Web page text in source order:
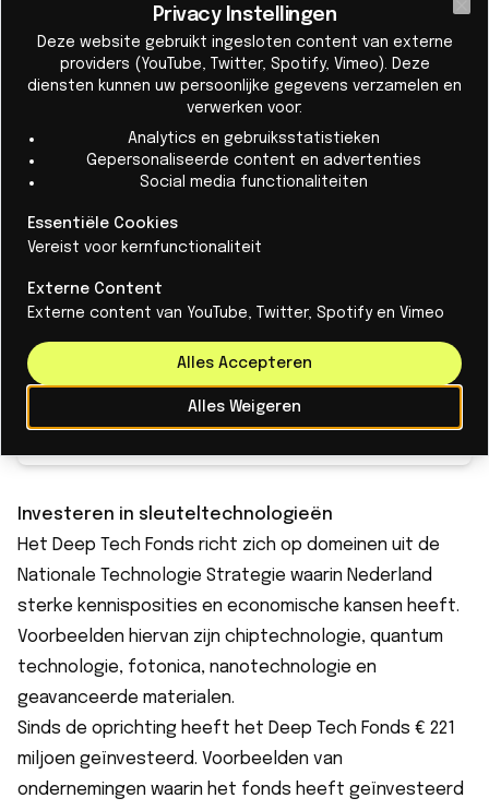
Invest-NL's Deep Tech Fund zet
stappen om de toekomst van
kwantumtechnologie te
InvestNL-rapport duikt in het Nederlandse
kwantumecosysteem en belicht belangrijke
spelers, investeringsstrategieën en de
potentiële impact op het wereldtoneel.
Investeren in sleuteltechnologieën
Het Deep Tech Fonds richt zich op domeinen uit de
Nationale Technologie Strategie waarin Nederland
sterke kennisposities en economische kansen heeft.
Voorbeelden hiervan zijn chiptechnologie, quantum
technologie, fotonica, nanotechnologie en
geavanceerde materialen.
Sinds de oprichting heeft het Deep Tech Fonds € 221
miljoen geïnvesteerd. Voorbeelden van
ondernemingen waarin het fonds heeft geïnvesteerd
Privacy Instellingen
Deze website gebruikt ingesloten content van externe
providers (YouTube, Twitter, Spotify, Vimeo). Deze
diensten kunnen uw persoonlijke gegevens verzamelen en
verwerken voor:
Analytics en gebruiksstatistieken
Gepersonaliseerde content en advertenties
Social media functionaliteiten
Essentiële Cookies
Vereist voor kernfunctionaliteit
Externe Content
Externe content van YouTube, Twitter, Spotify en Vimeo
Alles Weigeren
Alles Accepteren